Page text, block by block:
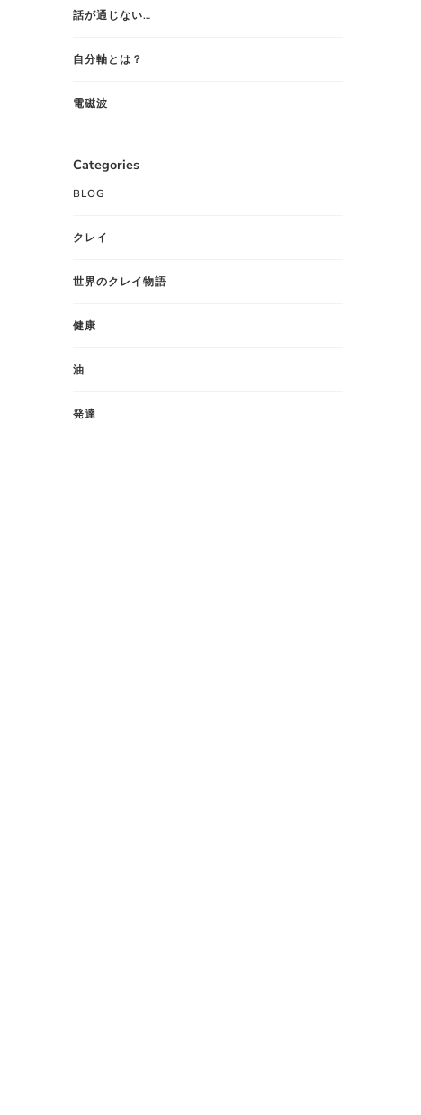
話が通じない…
自分軸とは？
電磁波
Categories
BLOG
クレイ
世界のクレイ物語
健康
油
発達